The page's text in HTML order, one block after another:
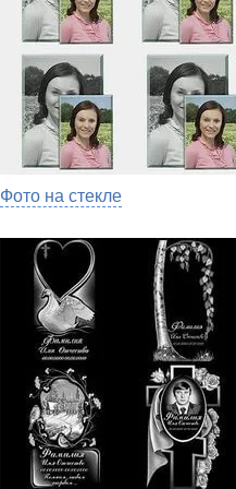
Фото на стекле